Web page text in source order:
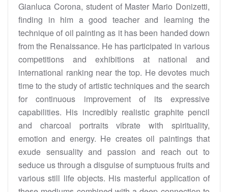
Gianluca Corona, student of Master Mario Donizetti,
finding in him a good teacher and learning the
technique of oil painting as it has been handed down
from the Renaissance. He has participated in various
competitions and exhibitions at national and
international ranking near the top. He devotes much
time to the study of artistic techniques and the search
for continuous improvement of its expressive
capabilities. His incredibly realistic graphite pencil
and charcoal portraits vibrate with spirituality,
emotion and energy. He creates oil paintings that
exude sensuality and passion and reach out to
seduce us through a disguise of sumptuous fruits and
various still life objects. His masterful application of